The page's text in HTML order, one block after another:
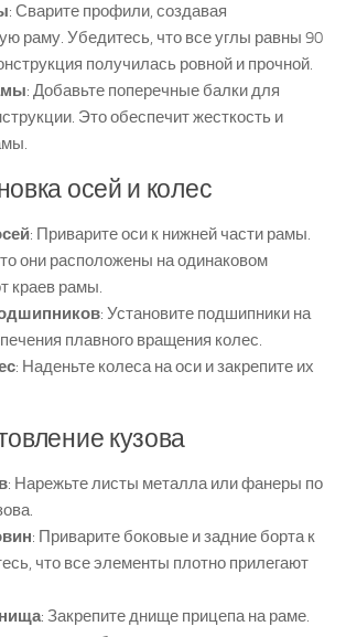
: Сварите профили, создавая
раму. Убедитесь, что все углы равны 90
получилась ровной и прочной.
: Добавьте поперечные балки для
Это обеспечит жесткость и
осей и колес
: Приварите оси к нижней части рамы.
они расположены на одинаковом
краев рамы.
: Установите подшипники на
плавного вращения колес.
: Наденьте колеса на оси и закрепите их
кузова
: Нарежьте листы металла или фанеры по
: Приварите боковые и задние борта к
что все элементы плотно прилегают
: Закрепите днище прицепа на раме.